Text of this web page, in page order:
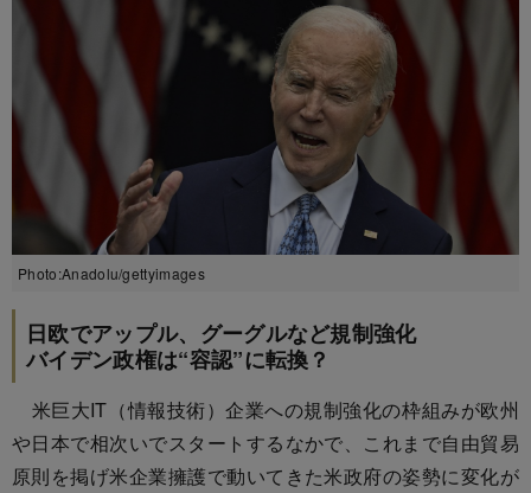
Photo:Anadolu/gettyimages
日欧でアップル、グーグルなど規制強化
バイデン政権は“容認”に転換？
米巨大IT（情報技術）企業への規制強化の枠組みが欧州
や日本で相次いでスタートするなかで、これまで自由貿易
原則を掲げ米企業擁護で動いてきた米政府の姿勢に変化が